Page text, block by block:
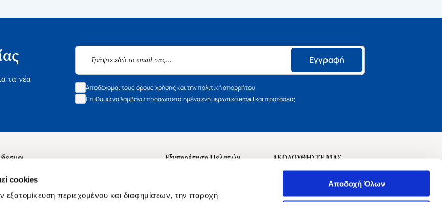
cookies
εξατομίκευση περιεχομένου και διαφημίσεων, την παροχή
Αποδοχή Όλων
τα νέα
Εγγραφή
Αποδέχομαι τους όρους χρήσης και την πολιτική απορρήτου
Επιθυμώ να λαμβάνω προσωποποιημένα ενημερωτικά email και προτάσεις
Εξυπηρέτηση Πελατών
ΑΚΟΛΟΥΘΗΣΤΕ ΜΑΣ